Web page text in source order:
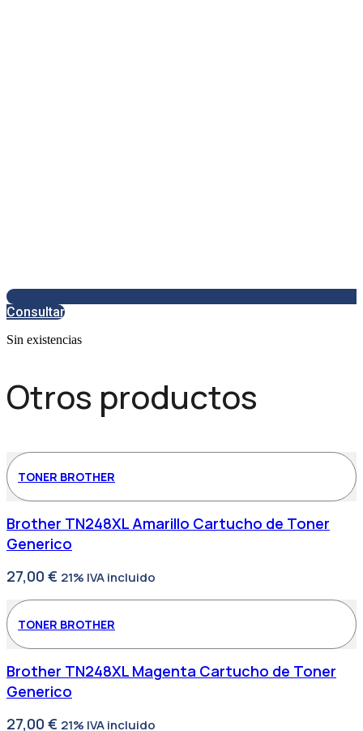
Consultar
Sin existencias
Otros productos
TONER BROTHER
Brother TN248XL Amarillo Cartucho de Toner
Generico
27,00 € 21% IVA incluido
TONER BROTHER
Brother TN248XL Magenta Cartucho de Toner
Generico
27,00 € 21% IVA incluido